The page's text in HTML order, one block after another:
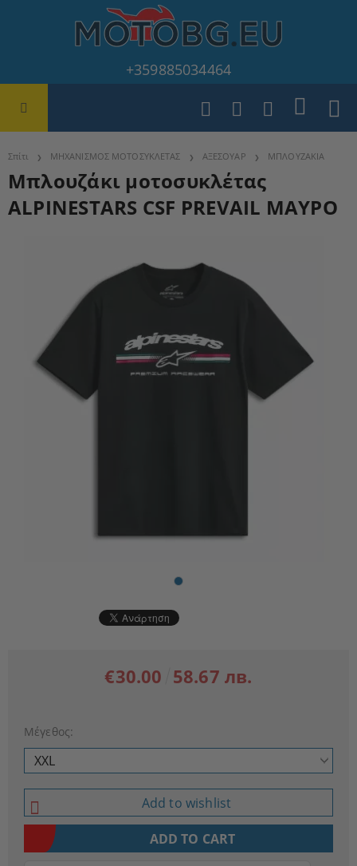
+359885034464
Σπίτι ΜΗΧΑΝΙΣΜΟΣ ΜΟΤΟΣΥΚΛΕΤΑΣ ΑΞΕΣΟΥΑΡ ΜΠΛΟΥΖΑΚΙΑ
Μπλουζάκι μοτοσυκλέτας
ALPINESTARS CSF PREVAIL ΜΑΥΡΟ
€30.00 58.67 лв.
Μέγεθος:
Add to wishlist